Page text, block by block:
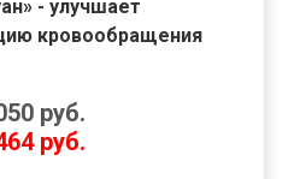
- улучшает
кровообращения
руб.
руб.